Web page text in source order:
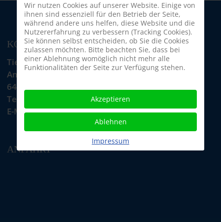
KONTAKT
Tiere in Not Odenwald e.V.
Am Morsberg 1
64385 Reichelsheim
Telefon: 06063 / 939 848
E-Mail: tino@tiere-in-not-odenwald.de
ANFAHRT
Wir nutzen Cookies auf unserer Website. Einige von
ihnen sind essenziell für den Betrieb der Seite,
während andere uns helfen, diese Website und die
Nutzererfahrung zu verbessern (Tracking Cookies).
Sie können selbst entscheiden, ob Sie die Cookies
zulassen möchten. Bitte beachten Sie, dass bei
einer Ablehnung womöglich nicht mehr alle
Funktionalitäten der Seite zur Verfügung stehen.
Akzeptieren
Ablehnen
Impressum